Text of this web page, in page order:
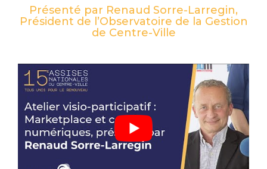
Présenté par Renaud Sorre-Larregin,
Président de l’Observatoire de la Gestion
de Centre-Ville